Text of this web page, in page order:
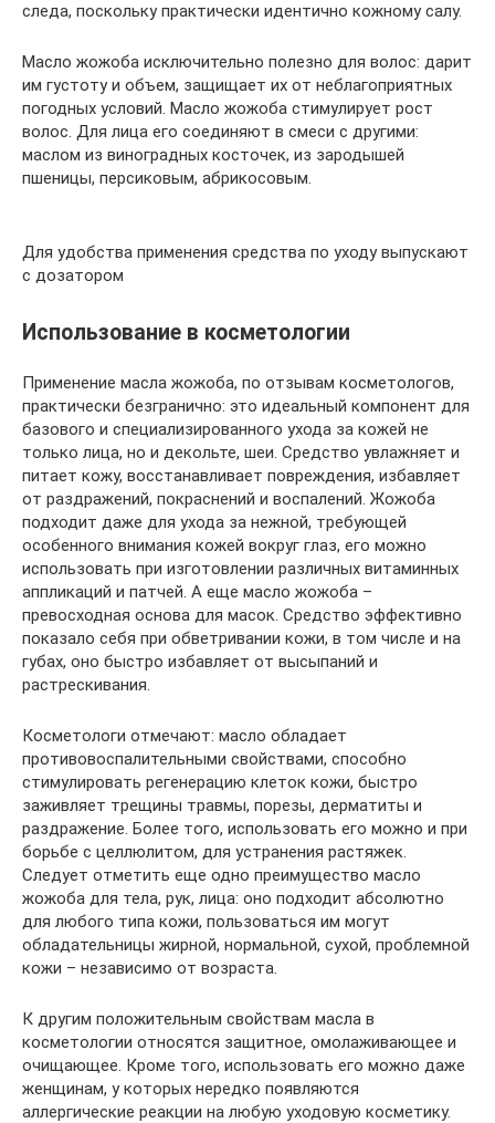
следа, поскольку практически идентично кожному салу.
Масло жожоба исключительно полезно для волос: дарит
им густоту и объем, защищает их от неблагоприятных
погодных условий. Масло жожоба стимулирует рост
волос. Для лица его соединяют в смеси с другими:
маслом из виноградных косточек, из зародышей
пшеницы, персиковым, абрикосовым.
Для удобства применения средства по уходу выпускают
с дозатором
Использование в косметологии
Применение масла жожоба, по отзывам косметологов,
практически безгранично: это идеальный компонент для
базового и специализированного ухода за кожей не
только лица, но и декольте, шеи. Средство увлажняет и
питает кожу, восстанавливает повреждения, избавляет
от раздражений, покраснений и воспалений. Жожоба
подходит даже для ухода за нежной, требующей
особенного внимания кожей вокруг глаз, его можно
использовать при изготовлении различных витаминных
аппликаций и патчей. А еще масло жожоба –
превосходная основа для масок. Средство эффективно
показало себя при обветривании кожи, в том числе и на
губах, оно быстро избавляет от высыпаний и
растрескивания.
Косметологи отмечают: масло обладает
противовоспалительными свойствами, способно
стимулировать регенерацию клеток кожи, быстро
заживляет трещины травмы, порезы, дерматиты и
раздражение. Более того, использовать его можно и при
борьбе с целлюлитом, для устранения растяжек.
Следует отметить еще одно преимущество масло
жожоба для тела, рук, лица: оно подходит абсолютно
для любого типа кожи, пользоваться им могут
обладательницы жирной, нормальной, сухой, проблемной
кожи – независимо от возраста.
К другим положительным свойствам масла в
косметологии относятся защитное, омолаживающее и
очищающее. Кроме того, использовать его можно даже
женщинам, у которых нередко появляются
аллергические реакции на любую уходовую косметику.